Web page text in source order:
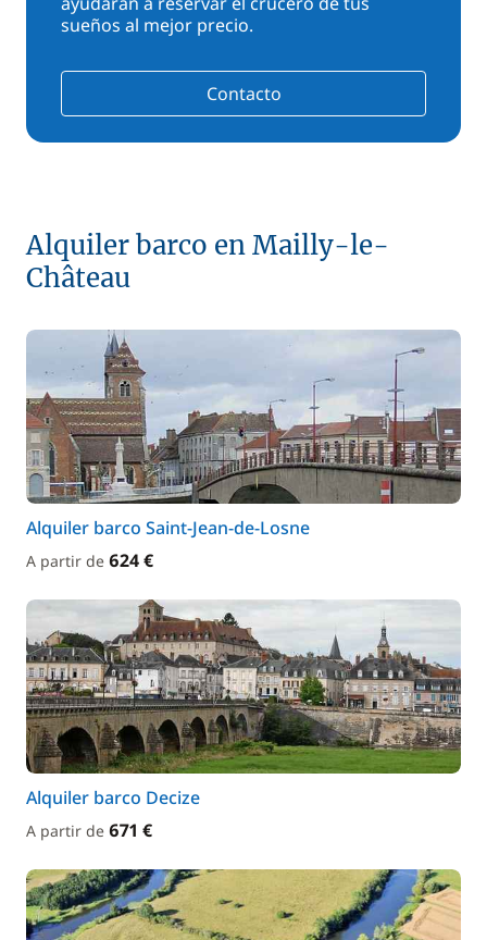
sueños al mejor precio.
Contacto
Alquiler barco en Mailly-le-
Château
Alquiler barco Saint-Jean-de-Losne
A partir de 624 €
Alquiler barco Decize
A partir de 671 €